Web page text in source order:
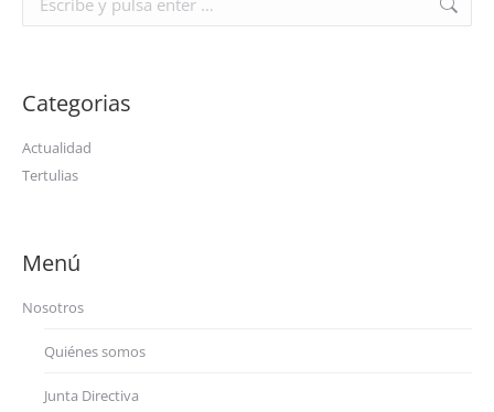
Categorias
Actualidad
Tertulias
Menú
Nosotros
Quiénes somos
Junta Directiva